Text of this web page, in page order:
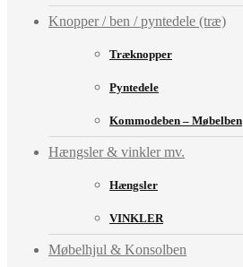
Knopper / ben / pyntedele (træ)
Træknopper
Pyntedele
Kommodeben – Møbelben
Hængsler & vinkler mv.
Hængsler
VINKLER
Møbelhjul & Konsolben